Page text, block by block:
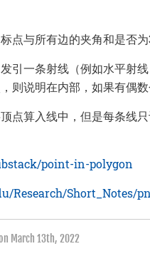
点与所有边的夹角和是否
引一条射线（例如水平射
则说明在内部，如果有偶数
点算入线中，但是每条线
point-in-polygon
Research/Short_Notes/
March 13th, 2022